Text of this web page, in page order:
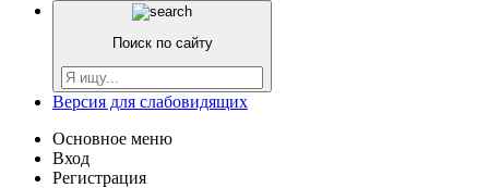
Поиск по сайту
Версия для слабовидящих
Основное меню
Вход
Регистрация